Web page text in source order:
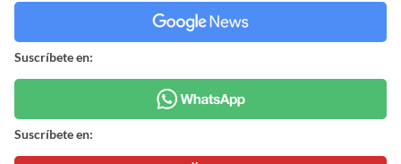
Suscríbete en:
Suscríbete en: